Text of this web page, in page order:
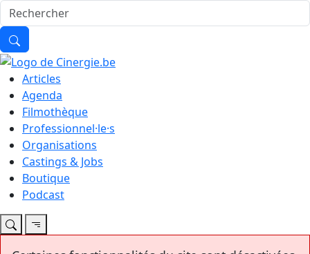
Articles
Agenda
Filmothèque
Professionnel·le·s
Organisations
Castings & Jobs
Boutique
Podcast